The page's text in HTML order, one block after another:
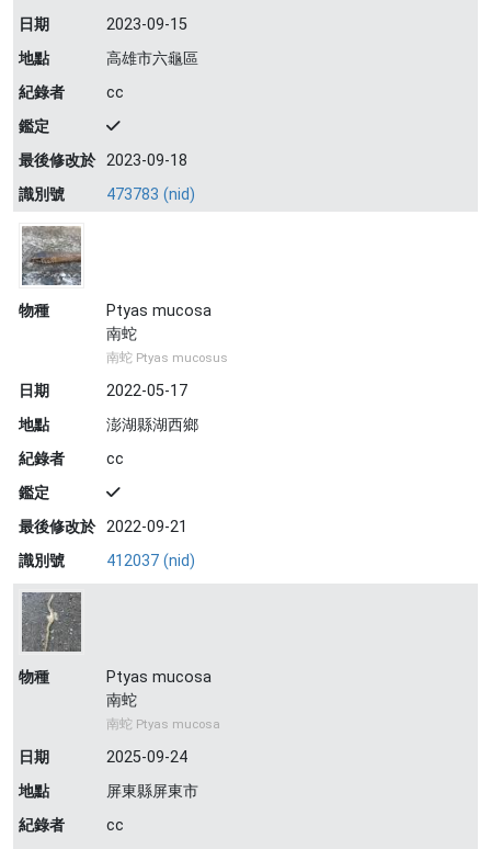
日期
2023-09-15
地點
高雄市六龜區
紀錄者
cc
鑑定
最後修改於 2023-09-18
識別號
473783 (nid)
物種
Ptyas mucosa
南蛇
南蛇 Ptyas mucosus
日期
2022-05-17
地點
澎湖縣湖西鄉
紀錄者
cc
鑑定
最後修改於 2022-09-21
識別號
412037 (nid)
物種
Ptyas mucosa
南蛇
南蛇 Ptyas mucosa
日期
2025-09-24
地點
屏東縣屏東市
紀錄者
cc